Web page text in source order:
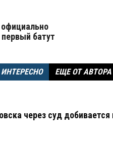
батут
ЕЩЕ ОТ АВТОРА
через суд